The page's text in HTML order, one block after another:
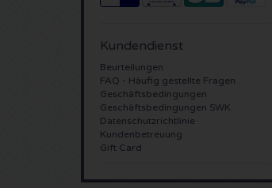
Kundendienst
Beurteilungen
FAQ - Häufig gestellte Fragen
Geschäftsbedingungen
Geschäftsbedingungen SWK
Datenschutzrichtlinie
Kundenbetreuung
Gift Card